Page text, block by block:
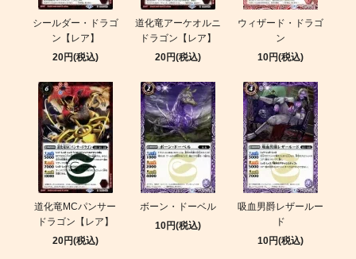
シールダー・ドラゴ
ン【レア】
20円(税込)
道化竜アーケオルニ
ドラゴン【レア】
20円(税込)
ウィザード・ドラゴ
ン
10円(税込)
道化竜MCパンサー
ドラゴン【レア】
20円(税込)
ボーン・ドーベル
10円(税込)
吸血男爵レザールー
ド
10円(税込)